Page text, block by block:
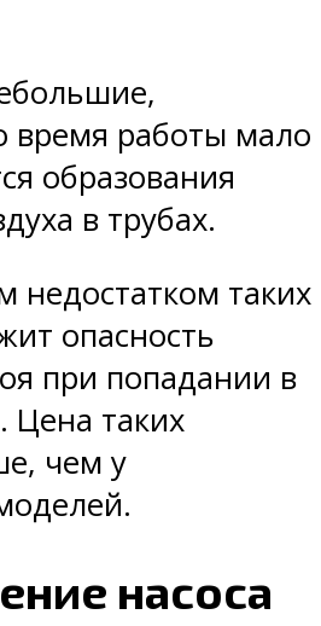
время работы мало
образования
в трубах.
недостатком таких
опасность
при попадании в
Цена таких
чем у
насоса